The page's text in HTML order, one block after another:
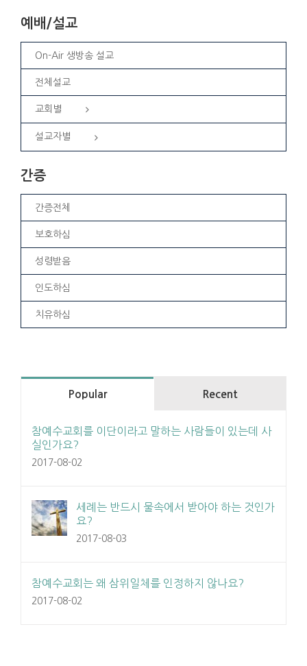
예배/설교
On-Air 생방송 설교
전체설교
교회별
설교자별
간증
간증전체
보호하심
성령받음
인도하심
치유하심
Popular Recent
참예수교회를 이단이라고 말하는 사람들이 있는데 사
실인가요?
2017-08-02
세례는 반드시 물속에서 받아야 하는 것인가
요?
2017-08-03
참예수교회는 왜 삼위일체를 인정하지 않나요?
2017-08-02